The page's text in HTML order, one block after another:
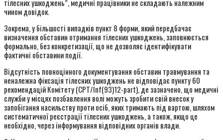
тілесних ушкоджень”, медичні працівники не складають належним
чином довідок.
Зокрема, у більшості випадків пункт 8 форми, який передбачає
визначення обставин отримання тілесних ушкоджень, заповнюється
формально, без конкретизації, що не дозволяє ідентифікувати
фактичні обставини події.
Відсутність повноцінного документування обставин травмування та
неналежна фіксація тілесних ушкоджень не відповідає пункту 60
рекомендацій Комітету (CPT/Inf(93)12-part), де зазначено, що медичні
служби у місцях позбавлення волі можуть зробити свій внесок у
запобігання насильству проти осіб, яких тримають під вартою, шляхом
систематичної реєстрації тілесних ушкоджень, а також, якщо це
необхідно, через інформування відповідних органів влади.